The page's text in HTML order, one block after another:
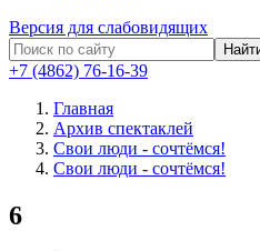
Версия для слабовидящих
+7 (4862) 76-16-39
Главная
Архив спектаклей
Свои люди - сочтёмся!
Свои люди - сочтёмся!
6